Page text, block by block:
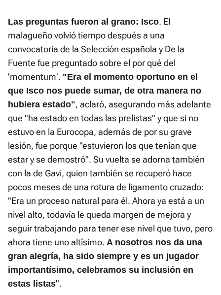
Las preguntas fueron al grano: Isco. El
malagueño volvió tiempo después a una
convocatoria de la Selección española y De la
Fuente fue preguntado sobre el por qué del
'momentum'. "Era el momento oportuno en el
que Isco nos puede sumar, de otra manera no
hubiera estado", aclaró, asegurando más adelante
que "ha estado en todas las prelistas" y que si no
estuvo en la Eurocopa, además de por su grave
lesión, fue porque "estuvieron los que tenían que
estar y se demostró". Su vuelta se adorna también
con la de Gavi, quien también se recuperó hace
pocos meses de una rotura de ligamento cruzado:
"Era un proceso natural para él. Ahora ya está a un
nivel alto, todavía le queda margen de mejora y
seguir trabajando para tener ese nivel que tuvo, pero
ahora tiene uno altísimo. A nosotros nos da una
gran alegría, ha sido siempre y es un jugador
importantísimo, celebramos su inclusión en
estas listas".